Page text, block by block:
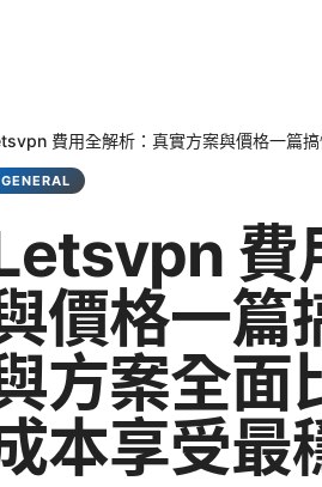
費用全解析：真實方案與價格一篇
GENERAL
費
價格一篇
方案全面
本享受最